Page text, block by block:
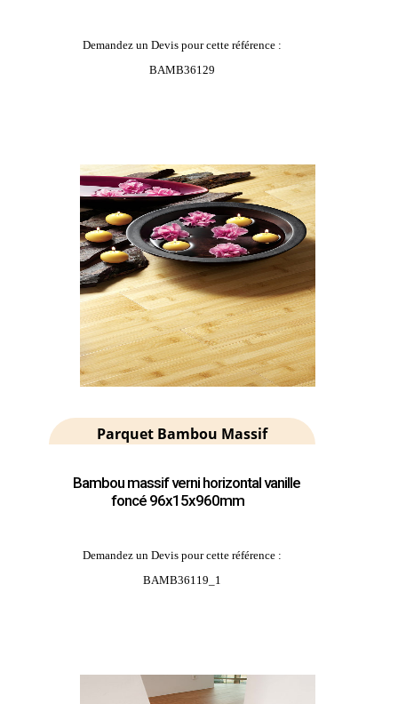
Demandez un Devis pour cette référence :
BAMB36129
Parquet Bambou Massif
Bambou massif verni horizontal vanille
foncé 96x15x960mm
Demandez un Devis pour cette référence :
BAMB36119_1